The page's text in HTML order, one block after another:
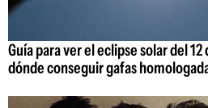
Guía para ver el eclipse solar del 12
dónde conseguir gafas